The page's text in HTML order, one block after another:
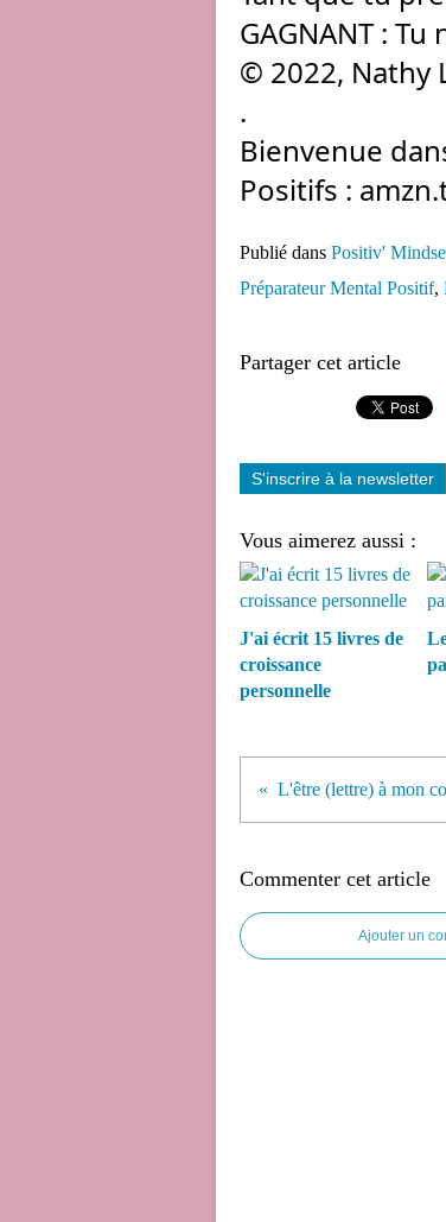
GAGNANT :
© 2022, Nathy
.
Bienvenue
Positifs :
Publié dans Positiv'
Préparateur Mental Positif,
Partager cet article
S'inscrire à la newsletter
Vous aimerez aussi :
J'ai écrit 15 livres de
croissance
personnelle
L'être (lettre) à mon
Commenter cet article
Ajouter un